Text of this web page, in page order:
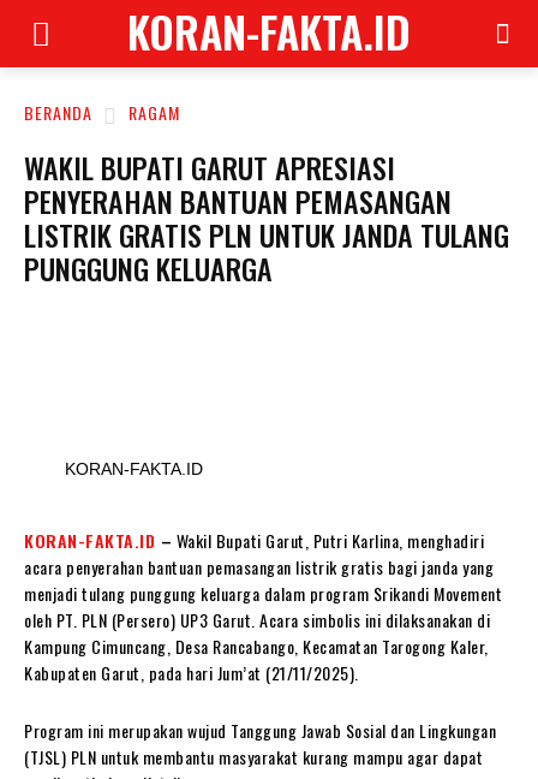
KORAN-FAKTA.ID
BERANDA RAGAM
WAKIL BUPATI GARUT APRESIASI
PENYERAHAN BANTUAN PEMASANGAN
LISTRIK GRATIS PLN UNTUK JANDA TULANG
PUNGGUNG KELUARGA
KORAN-FAKTA.ID
KORAN-FAKTA.ID – Wakil Bupati Garut, Putri Karlina, menghadiri
acara penyerahan bantuan pemasangan listrik gratis bagi janda yang
menjadi tulang punggung keluarga dalam program Srikandi Movement
oleh PT. PLN (Persero) UP3 Garut. Acara simbolis ini dilaksanakan di
Kampung Cimuncang, Desa Rancabango, Kecamatan Tarogong Kaler,
Kabupaten Garut, pada hari Jum’at (21/11/2025).
Program ini merupakan wujud Tanggung Jawab Sosial dan Lingkungan
(TJSL) PLN untuk membantu masyarakat kurang mampu agar dapat